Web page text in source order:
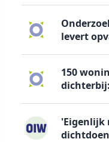
levert
150
'Eigenlijk